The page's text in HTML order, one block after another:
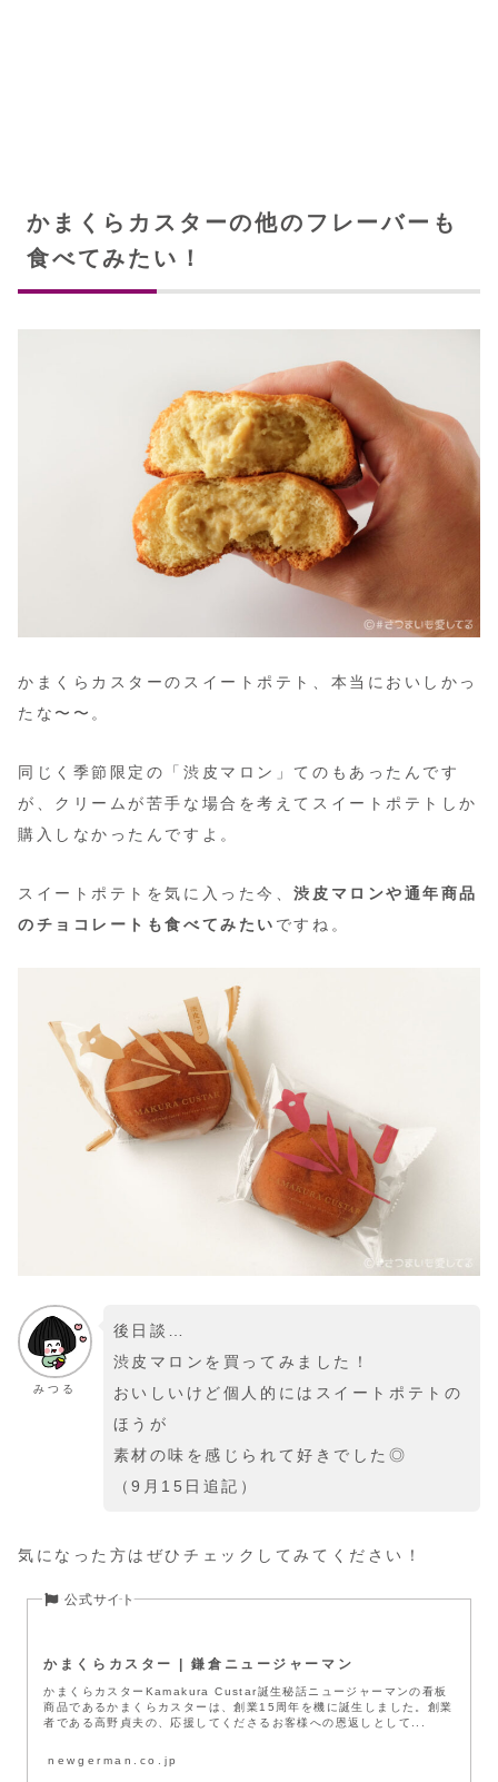
かまくらカスターの他のフレーバーも
食べてみたい！
かまくらカスターのスイートポテト、本当においしかっ
たな〜〜。
同じく季節限定の「渋皮マロン」てのもあったんです
が、クリームが苦手な場合を考えてスイートポテトしか
購入しなかったんですよ。
スイートポテトを気に入った今、渋皮マロンや通年商品
のチョコレートも食べてみたい ですね。
みつる
後日談…
渋皮マロンを買ってみました！
おいしいけど個人的にはスイートポテトの
ほうが
素材の味を感じられて好きでした◎
（9月15日追記）
気になった方はぜひチェックしてみてください！
かまくらカスター | 鎌倉ニュージャーマン
かまくらカスターKamakura Custar誕生秘話ニュージャーマンの看板
商品であるかまくらカスターは、創業15周年を機に誕生しました。創業
者である高野貞夫の、応援してくださるお客様への恩返しとして...
newgerman.co.jp